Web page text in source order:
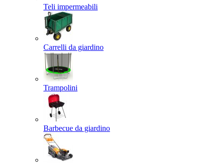
Teli impermeabili
Carrelli da giardino
Trampolini
Barbecue da giardino